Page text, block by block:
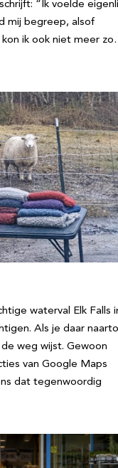
“Ik voelde
mij begreep, alsof
kon ik ook niet meer
waterval Elk Falls
Als je daar
weg wijst. Gewoon
van Google Maps
dat tegenwoordig